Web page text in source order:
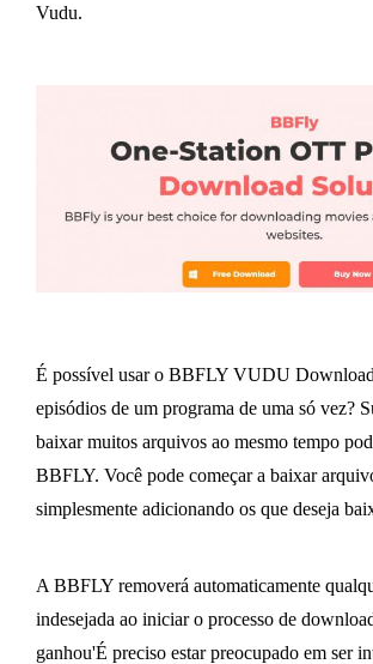
Vudu.
É possível usar o BBFLY VUDU
episódios de um programa de uma só vez?
baixar muitos arquivos ao mesmo tempo
BBFLY. Você pode começar a baixar
simplesmente adicionando os que deseja
A BBFLY removerá automaticamente
indesejada ao iniciar o processo de
ganhou'É preciso estar preocupado em ser